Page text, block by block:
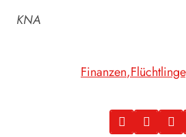
KNA
Finanzen Flüchtlinge